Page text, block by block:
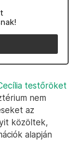
testőröket
nem
az
közöltek,
alapján